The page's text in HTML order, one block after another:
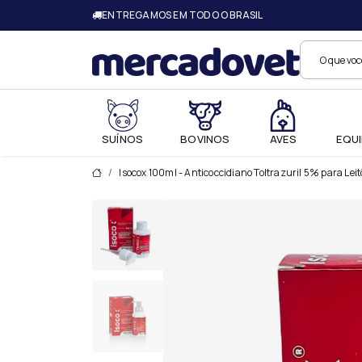
ENTREGAMOS EM TODO O BRASIL
SUÍNOS BOVINOS AVES
Isocox 100ml - Anticoccidiano Toltrazuril 5% para